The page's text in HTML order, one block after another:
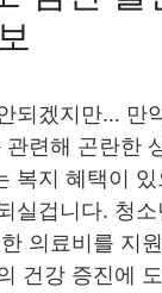
되겠지만… 만
관련해 곤란한
복지 혜택이
실겁니다. 청
의료비를 지
건강 증진에